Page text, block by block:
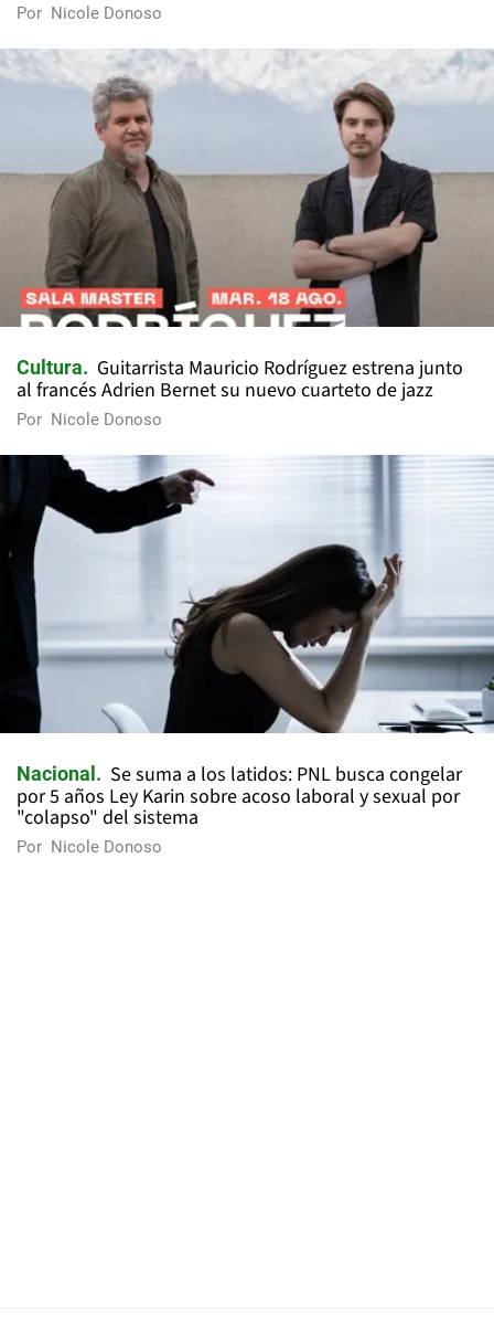
Por Nicole Donoso
Cultura
Guitarrista Mauricio Rodríguez estrena junto
al francés Adrien Bernet su nuevo cuarteto de jazz
Por Nicole Donoso
Nacional
Se suma a los latidos: PNL busca congelar
por 5 años Ley Karin sobre acoso laboral y sexual por
"colapso" del sistema
Por Nicole Donoso